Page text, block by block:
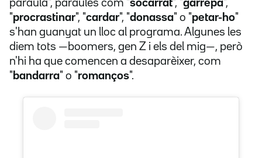
paraula", paraules com "socarrat", "garrepa",
"procrastinar", "cardar", "donassa" o "petar-ho"
s'han guanyat un lloc al programa. Algunes les
diem tots —boomers, gen Z i els del mig—, però
n'hi ha que comencen a desaparèixer, com
" bandarra" o "romanços".